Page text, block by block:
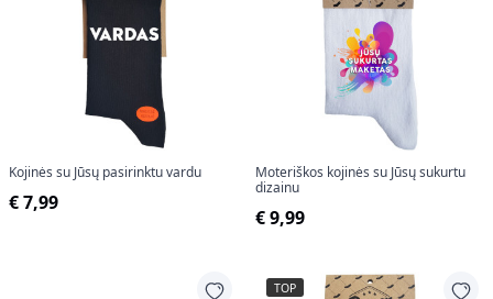
Kojinės su Jūsų pasirinktu vardu
€ 7,99
Moteriškos kojinės su Jūsų sukurtu
dizainu
€ 9,99
TOP